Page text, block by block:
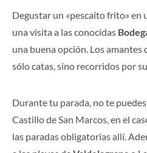
Degustar un «pescaíto frito» en
una visita a las conocidas
una buena opción. Los
sólo catas, sino recorridos por
Durante tu parada, no te
Castillo de San Marcos, en el
las paradas obligatorias allí.